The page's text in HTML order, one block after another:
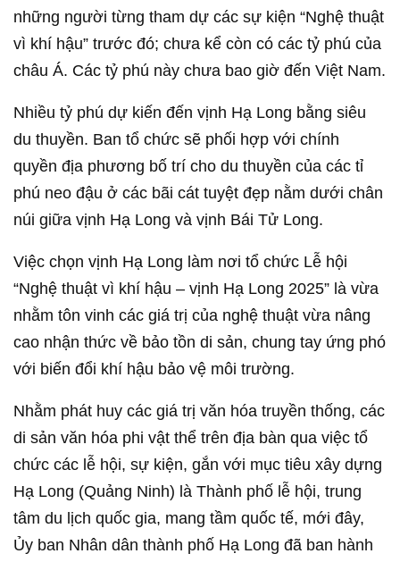
những người từng tham dự các sự kiện “Nghệ thuật
vì khí hậu” trước đó; chưa kể còn có các tỷ phú của
châu Á. Các tỷ phú này chưa bao giờ đến Việt Nam.
Nhiều tỷ phú dự kiến đến vịnh Hạ Long bằng siêu
du thuyền. Ban tổ chức sẽ phối hợp với chính
quyền địa phương bố trí cho du thuyền của các tỉ
phú neo đậu ở các bãi cát tuyệt đẹp nằm dưới chân
núi giữa vịnh Hạ Long và vịnh Bái Tử Long.
Việc chọn vịnh Hạ Long làm nơi tổ chức Lễ hội
“Nghệ thuật vì khí hậu – vịnh Hạ Long 2025” là vừa
nhằm tôn vinh các giá trị của nghệ thuật vừa nâng
cao nhận thức về bảo tồn di sản, chung tay ứng phó
với biến đổi khí hậu bảo vệ môi trường.
Nhằm phát huy các giá trị văn hóa truyền thống, các
di sản văn hóa phi vật thể trên địa bàn qua việc tổ
chức các lễ hội, sự kiện, gắn với mục tiêu xây dựng
Hạ Long (Quảng Ninh) là Thành phố lễ hội, trung
tâm du lịch quốc gia, mang tầm quốc tế, mới đây,
Ủy ban Nhân dân thành phố Hạ Long đã ban hành